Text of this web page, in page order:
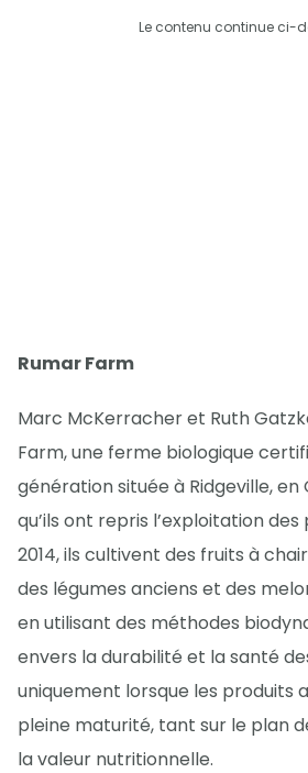
Le contenu continue ci-
Rumar Farm
Marc McKerracher et Ruth
Farm, une ferme biologique
génération située à Ridgeville, en
qu’ils ont repris l’exploitation
2014, ils cultivent des fruits à
des légumes anciens et des
en utilisant des méthodes
envers la durabilité et la santé
uniquement lorsque les produits
pleine maturité, tant sur le plan
la valeur nutritionnelle.